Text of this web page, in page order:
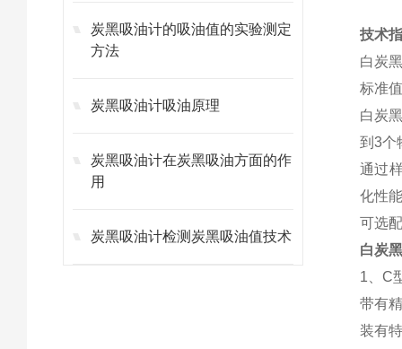
炭黑吸油计的吸油值的实验测定
方法
炭黑吸油计吸油原理
炭黑吸油计在炭黑吸油方面的作
用
炭黑吸油计检测炭黑吸油值技术
技术
白炭
标准
白炭
到3个
通过
化性
可选
白炭
1、C
带有
装有